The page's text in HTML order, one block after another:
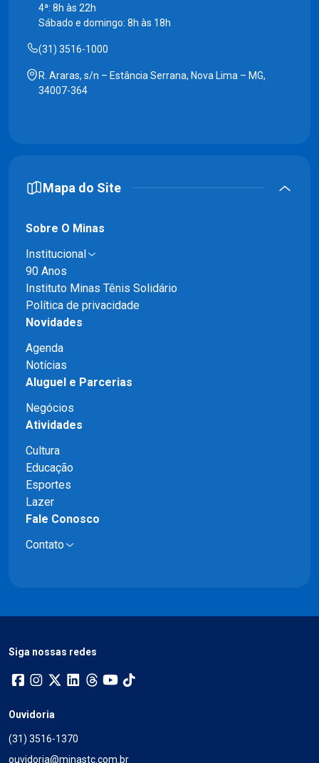
4ª: 8h às 22h
Sábado e domingo: 8h às 18h
(31) 3516-1000
R. Araras, s/n – Estância Serrana, Nova Lima – MG,
34007-364
Mapa do Site
Sobre O Minas
Institucional
90 Anos
Instituto Minas Tênis Solidário
Política de privacidade
Novidades
Agenda
Notícias
Aluguel e Parcerias
Negócios
Atividades
Cultura
Educação
Esportes
Lazer
Fale Conosco
Contato
Siga nossas redes
Ouvidoria
(31) 3516-1370
ouvidoria@minastc.com.br